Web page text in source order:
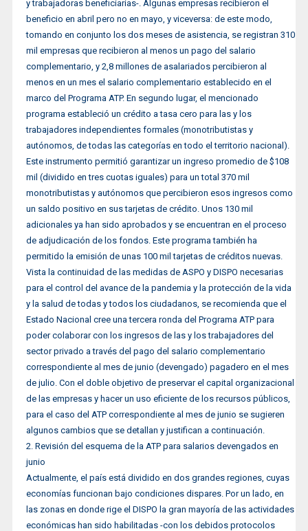
y trabajadoras beneficiarias-. Algunas empresas recibieron el
beneficio en abril pero no en mayo, y viceversa: de este modo,
tomando en conjunto los dos meses de asistencia, se registran 310
mil empresas que recibieron al menos un pago del salario
complementario, y 2,8 millones de asalariados percibieron al
menos en un mes el salario complementario establecido en el
marco del Programa ATP. En segundo lugar, el mencionado
programa estableció un crédito a tasa cero para las y los
trabajadores independientes formales (monotributistas y
autónomos, de todas las categorías en todo el territorio nacional).
Este instrumento permitió garantizar un ingreso promedio de $108
mil (dividido en tres cuotas iguales) para un total 370 mil
monotributistas y autónomos que percibieron esos ingresos como
un saldo positivo en sus tarjetas de crédito. Unos 130 mil
adicionales ya han sido aprobados y se encuentran en el proceso
de adjudicación de los fondos. Este programa también ha
permitido la emisión de unas 100 mil tarjetas de créditos nuevas.
Vista la continuidad de las medidas de ASPO y DISPO necesarias
para el control del avance de la pandemia y la protección de la vida
y la salud de todas y todos los ciudadanos, se recomienda que el
Estado Nacional cree una tercera ronda del Programa ATP para
poder colaborar con los ingresos de las y los trabajadores del
sector privado a través del pago del salario complementario
correspondiente al mes de junio (devengado) pagadero en el mes
de julio. Con el doble objetivo de preservar el capital organizacional
de las empresas y hacer un uso eficiente de los recursos públicos,
para el caso del ATP correspondiente al mes de junio se sugieren
algunos cambios que se detallan y justifican a continuación.
2. Revisión del esquema de la ATP para salarios devengados en
junio
Actualmente, el país está dividido en dos grandes regiones, cuyas
economías funcionan bajo condiciones dispares. Por un lado, en
las zonas en donde rige el DISPO la gran mayoría de las actividades
económicas han sido habilitadas -con los debidos protocolos